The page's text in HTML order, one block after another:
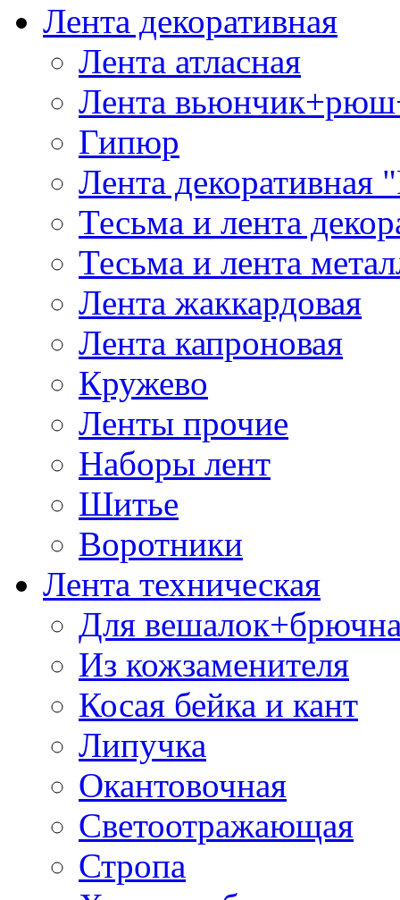
Лента декоративная
Лента атласная
Лента
Гипюр
Лента декоративная
Тесьма и лента
Тесьма и лента
Лента жаккардовая
Лента капроновая
Кружево
Ленты прочие
Наборы лент
Шитье
Воротники
Лента техническая
Для
Из кожзаменителя
Косая бейка и кант
Липучка
Окантовочная
Светоотражающая
Стропа